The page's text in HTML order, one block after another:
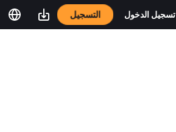
تسجيل الدخول التسجيل